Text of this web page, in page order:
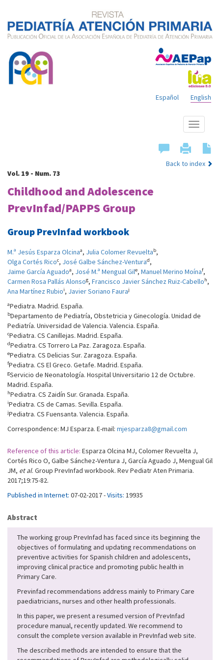
English
Español
Show
menu
Back to index
Vol. 19 - Num. 73
Childhood and Adolescence
PrevInfad/PAPPS Group
Group PrevInfad workbook
M.ª Jesús Esparza Olcinaa, Julia Colomer Revueltab,
Olga Cortés Ricoc, José Galbe Sánchez-Venturad,
Jaime García Aguadoa, José M.ª Mengual Gile, Manuel Merino Moínaf,
Carmen Rosa Pallás Alonsog, Francisco Javier Sánchez Ruiz-Cabelloh,
Ana Martínez Rubioi, Javier Soriano Fauraj
aPediatra. Madrid. España.
bDepartamento de Pediatría, Obstetricia y Ginecología. Unidad de
Pediatría. Universidad de Valencia. Valencia. España.
cPediatra. CS Canillejas. Madrid. España.
dPediatra. CS Torrero La Paz. Zaragoza. España.
ePediatra. CS Delicias Sur. Zaragoza. España.
fPediatra. CS El Greco. Getafe. Madrid. España.
gServicio de Neonatología. Hospital Universitario 12 de Octubre.
Madrid. España.
hPediatra. CS Zaidín Sur. Granada. España.
iPediatra. CS de Camas. Sevilla. España.
jPediatra. CS Fuensanta. Valencia. España.
Correspondence: MJ Esparza. E-mail: mjesparza8@gmail.com
Reference of this article: Esparza Olcina MJ, Colomer Revuelta J,
Cortés Rico O, Galbe Sánchez-Ventura J, García Aguado J, Mengual Gil
JM, et al. Group PrevInfad workbook. Rev Pediatr Aten Primaria.
2017;19:75-82.
Published in Internet: 07-02-2017 -Visits: 19935
Abstract
The working group PrevInfad has faced since its beginning the
objectives of formulating and updating recommendations on
preventive activities for Spanish children and adolescents,
improving clinical practice and promoting public health in
Primary Care.
Previnfad recommendations address mainly to Primary Care
paediatricians, nurses and other health professionals.
In this paper, we present a resumed version of PrevInfad
procedure manual, recently updated. We recommend to
consult the complete version available in PrevInfad web site.
The described methods are intended to ensure that the